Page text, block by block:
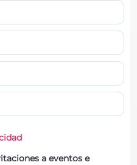
a eventos e